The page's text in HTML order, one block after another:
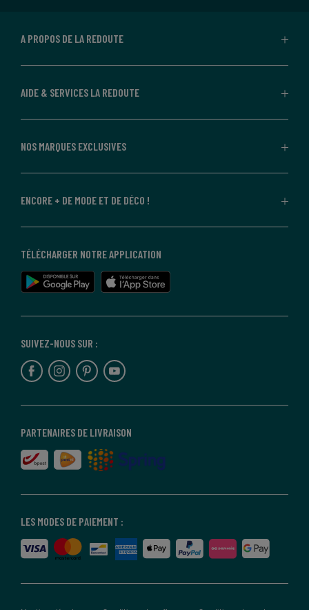
A PROPOS DE LA REDOUTE
AIDE & SERVICES LA REDOUTE
NOS MARQUES EXCLUSIVES
ENCORE + DE MODE ET DE DÉCO !
LES MODES DE PAIEMENT :
PARTENAIRES DE LIVRAISON
SUIVEZ-NOUS SUR :
TÉLÉCHARGER NOTRE APPLICATION